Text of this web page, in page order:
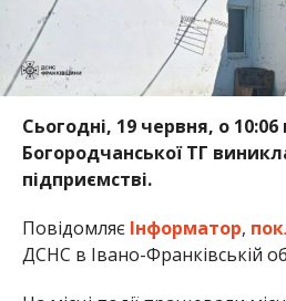
Сьогодні, 19 червня, о 10:06
Богородчанської ТГ
підприємстві.
Повідомляє Інформатор,
ДСНС в Івано-Франківській